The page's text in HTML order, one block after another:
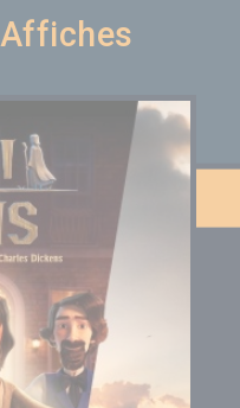
Affiches